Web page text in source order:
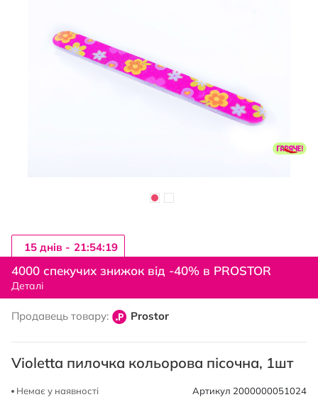
Перейти
до
початку
галереї
4000 спекучих знижок від -40% в PROSTOR
Деталі
15 днiв - 21:54:18
Продавець товару: Prostor
Violetta пилочка кольорова пісочна, 1шт
Немає у наявності Артикул 2000000051024